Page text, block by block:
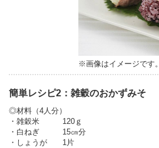
※画像はイメージです。
簡単レシピ2：雑穀のおかずみそ
◎材料（4人分）
・雑穀米 120ｇ
・白ねぎ 15㎝分
・しょうが 1片